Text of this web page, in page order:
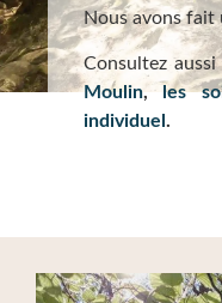
Nous avons fait
Consultez aussi
Moulin, les
individuel .